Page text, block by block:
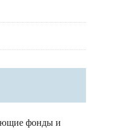
фонды и